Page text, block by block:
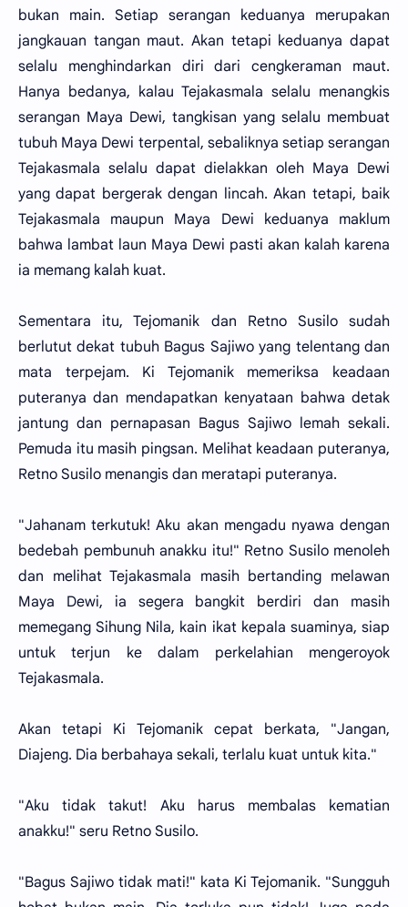
bukan main. Setiap serangan keduanya merupakan
jangkauan tangan maut. Akan tetapi keduanya dapat
selalu menghindarkan diri dari cengkeraman maut.
Hanya bedanya, kalau Tejakasmala selalu menangkis
serangan Maya Dewi, tangkisan yang selalu membuat
tubuh Maya Dewi terpental, sebaliknya setiap serangan
Tejakasmala selalu dapat dielakkan oleh Maya Dewi
yang dapat bergerak dengan lincah. Akan tetapi, baik
Tejakasmala maupun Maya Dewi keduanya maklum
bahwa lambat laun Maya Dewi pasti akan kalah karena
ia memang kalah kuat.
Sementara itu, Tejomanik dan Retno Susilo sudah
berlutut dekat tubuh Bagus Sajiwo yang telentang dan
mata terpejam. Ki Tejomanik memeriksa keadaan
puteranya dan mendapatkan kenyataan bahwa detak
jantung dan pernapasan Bagus Sajiwo lemah sekali.
Pemuda itu masih pingsan. Melihat keadaan puteranya,
Retno Susilo menangis dan meratapi puteranya.
"Jahanam terkutuk! Aku akan mengadu nyawa dengan
bedebah pembunuh anakku itu!" Retno Susilo menoleh
dan melihat Tejakasmala masih bertanding melawan
Maya Dewi, ia segera bangkit berdiri dan masih
memegang Sihung Nila, kain ikat kepala suaminya, siap
untuk terjun ke dalam perkelahian mengeroyok
Tejakasmala.
Akan tetapi Ki Tejomanik cepat berkata, "Jangan,
Diajeng. Dia berbahaya sekali, terlalu kuat untuk kita."
"Aku tidak takut! Aku harus membalas kematian
anakku!" seru Retno Susilo.
"Bagus Sajiwo tidak mati!" kata Ki Tejomanik. "Sungguh